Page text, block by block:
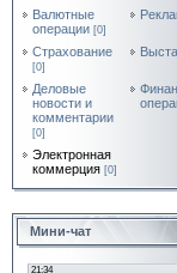
Валютные
операции [0]
Страхование
[0]
Деловые
новости и
комментарии
[0]
Электронная
коммерция [0]
Мини-чат